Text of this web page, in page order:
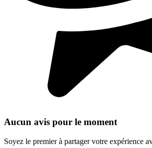
Aucun avis pour le moment
Soyez le premier à partager votre expérience